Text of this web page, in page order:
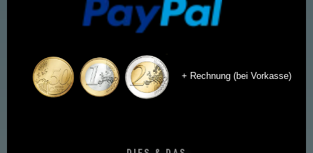
+ Rechnung (bei Vorkasse)